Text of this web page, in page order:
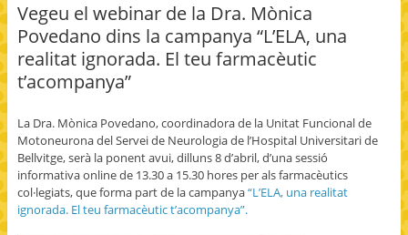
Vegeu el webinar de la Dra. Mònica
Povedano dins la campanya “L’ELA, una
realitat ignorada. El teu farmacèutic
t’acompanya”
La Dra. Mònica Povedano, coordinadora de la Unitat Funcional de
Motoneurona del Servei de Neurologia de l’Hospital Universitari de
Bellvitge, serà la ponent avui, dilluns 8 d’abril, d’una sessió
informativa online de 13.30 a 15.30 hores per als farmacèutics
col·legiats, que forma part de la campanya“L’ELA, una realitat
ignorada. El teu farmacèutic t’acompanya”.